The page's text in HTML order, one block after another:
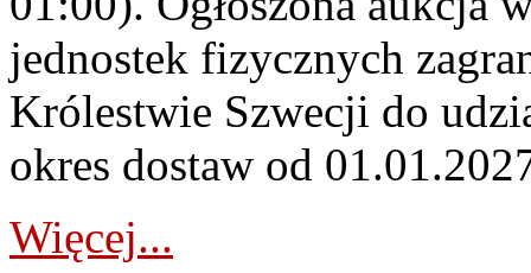
jednostek fizycznych
Królestwie Szwecji do
okres dostaw od
Więcej...